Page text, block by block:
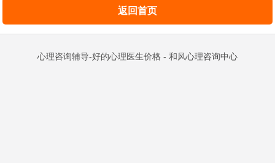
返回首页
心理咨询辅导-好的心理医生价格 - 和风心理咨询中心